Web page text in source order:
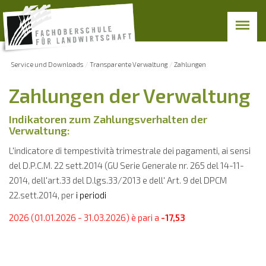
Service und Downloads Transparente Verwaltung Zahlungen
Zahlungen der Verwaltung
Indikatoren zum Zahlungsverhalten der
Verwaltung:
L'indicatore di tempestività trimestrale dei pagamenti, ai sensi
del D.P.C.M. 22 sett.2014 (GU Serie Generale nr. 265 del 14-11-
2014, dell'art.33 del D.lgs.33/2013 e dell' Art. 9 del DPCM
22.sett.2014, per i periodi
2026 (01.01.2026 - 31.03.2026) è pari a -17,53